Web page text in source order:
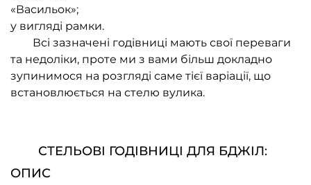
«Васильок»;
у вигляді рамки.
Всі зазначені годівниці мають свої переваги
та недоліки, проте ми з вами більш докладно
зупинимося на розгляді саме тієї варіації, що
встановлюється на стелю вулика.
СТЕЛЬОВІ ГОДІВНИЦІ ДЛЯ БДЖІЛ:
ОПИС